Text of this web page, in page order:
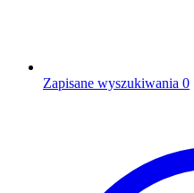
Zapisane wyszukiwania 0